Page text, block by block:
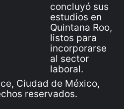
Ciudad de México,
reservados.